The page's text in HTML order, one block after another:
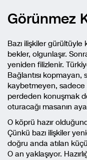
Görünmez
Bazı ilişkiler
bekler, olgunlaşır.
yeniden filizlenir.
Bağlantısı
kaybetmeyen,
perdeden konuşmak
oturacağı masanın
O köprü hazır
Çünkü bazı ilişkiler
doğru anda atılan
O an yaklaşıyor.